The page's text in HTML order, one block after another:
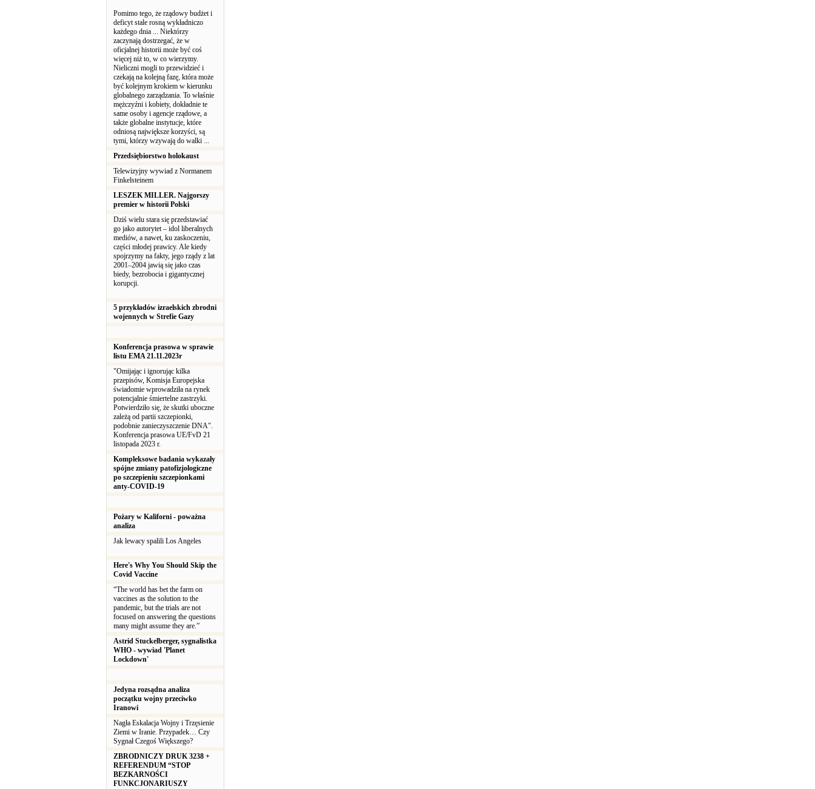
Pomimo tego, że rządowy budżet i
deficyt stale rosną wykładniczo
każdego dnia ... Niektórzy
zaczynają dostrzegać, że w
oficjalnej historii może być coś
więcej niż to, w co wierzymy.
Nieliczni mogli to przewidzieć i
czekają na kolejną fazę, która może
być kolejnym krokiem w kierunku
globalnego zarządzania. To właśnie
mężczyźni i kobiety, dokładnie te
same osoby i agencje rządowe, a
także globalne instytucje, które
odniosą największe korzyści, są
tymi, którzy wzywają do walki ...
Przedsiębiorstwo holokaust
Telewizyjny wywiad z Normanem
Finkelsteinem
LESZEK MILLER. Najgorszy
premier w historii Polski
Dziś wielu stara się przedstawiać
go jako autorytet – idol liberalnych
mediów, a nawet, ku zaskoczeniu,
części młodej prawicy. Ale kiedy
spojrzymy na fakty, jego rządy z lat
2001–2004 jawią się jako czas
biedy, bezrobocia i gigantycznej
korupcji.
5 przykładów izraelskich zbrodni
wojennych w Strefie Gazy
Konferencja prasowa w sprawie
listu EMA 21.11.2023r
"Omijając i ignorując kilka
przepisów, Komisja Europejska
świadomie wprowadziła na rynek
potencjalnie śmiertelne zastrzyki.
Potwierdziło się, że skutki uboczne
zależą od partii szczepionki,
podobnie zanieczyszczenie DNA".
Konferencja prasowa UE/FvD 21
listopada 2023 r.
Kompleksowe badania wykazały
spójne zmiany patofizjologiczne
po szczepieniu szczepionkami
anty-COVID-19
Pożary w Kaliforni - poważna
analiza
Jak lewacy spalili Los Angeles
Here's Why You Should Skip the
Covid Vaccine
“The world has bet the farm on
vaccines as the solution to the
pandemic, but the trials are not
focused on answering the questions
many might assume they are.”
Astrid Stuckelberger, sygnalistka
WHO - wywiad 'Planet
Lockdown'
Jedyna rozsądna analiza
początku wojny przeciwko
Iranowi
Nagła Eskalacja Wojny i Trzęsienie
Ziemi w Iranie. Przypadek… Czy
Sygnał Czegoś Większego?
ZBRODNICZY DRUK 3238 +
REFERENDUM “STOP
BEZKARNOŚCI
FUNKCJONARIUSZY